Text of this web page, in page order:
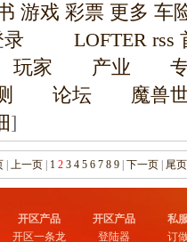
游戏 彩票 更多 车
录 LOFTER
家 产业
论坛 魔兽世
]
| 上一页| 1 2 3 4 5 6 7 8 9| 下一页| 尾
开区产品
开区一条龙
开区产品
登陆器
私
订